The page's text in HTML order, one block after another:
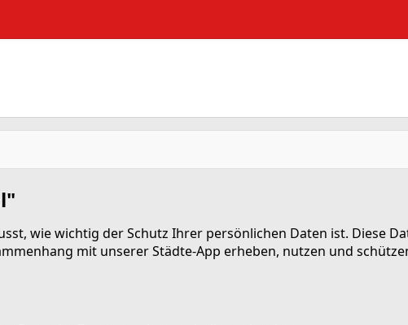
wie wichtig der Schutz Ihrer persönlichen Daten ist. Diese
mit unserer Städte-App erheben, nutzen und